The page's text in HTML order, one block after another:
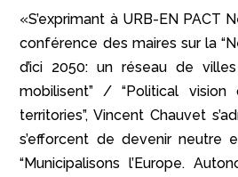
«S’exprimant à URB-EN PACT
conférence des maires sur la “
d’ici 2050: un réseau de
mobilisent” / “Political
territories”, Vincent Chauvet
s’efforcent de devenir neutre
“Municipalisons l’Europe.